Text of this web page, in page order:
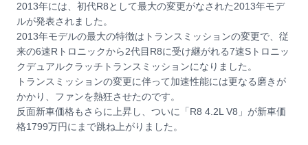
2013年には、初代R8として最大の変更がなされた2013年モデ
ルが発表されました。
2013年モデルの最大の特徴はトランスミッションの変更で、従
来の6速Rトロニックから2代目R8に受け継がれる7速Sトロニッ
クデュアルクラッチトランスミッションになりました。
トランスミッションの変更に伴って加速性能には更なる磨きが
かかり、ファンを熱狂させたのです。
反面新車価格もさらに上昇し、ついに「R8 4.2L V8」が新車価
格1799万円にまで跳ね上がりました。